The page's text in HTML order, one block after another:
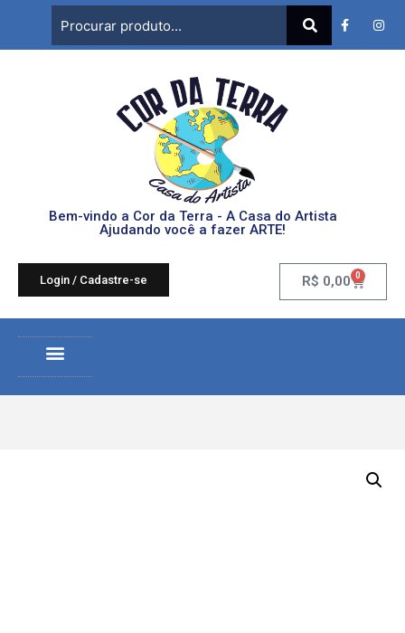
Bem-vindo a Cor da Terra - A Casa do Artista
Ajudando você a fazer ARTE!
Login / Cadastre-se R$ 0,00 0